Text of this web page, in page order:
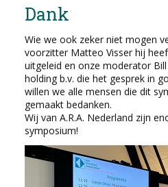
Dank
Wie we ook zeker niet mogen
voorzitter Matteo Visser hij
uitgeleid en onze moderator
holding b.v. die het gesprek in
willen we alle mensen die dit
gemaakt bedanken.
Wij van A.R.A. Nederland zijn
symposium!